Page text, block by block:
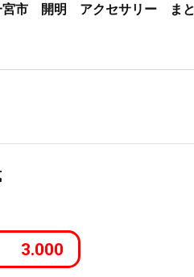
宮市 開明 アクセサリー ま
3.000